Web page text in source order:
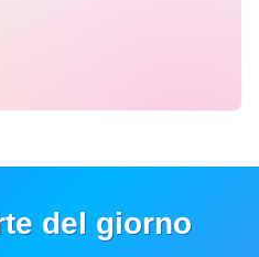
del giorno